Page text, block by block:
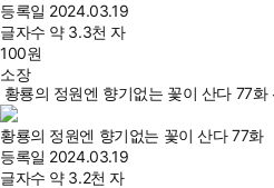
등록일 2024.03.19
글자수 약 3.3천 자
100원
소장
황룡의 정원엔 향기없는 꽃이 산다 77화
황룡의 정원엔 향기없는 꽃이 산다 77화
등록일 2024.03.19
글자수 약 3.2천 자